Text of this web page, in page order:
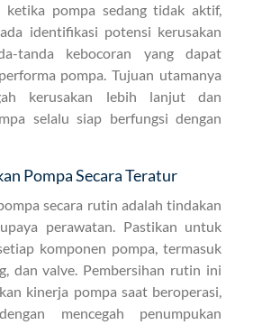
ketika pompa sedang tidak aktif,
identifikasi potensi kerusakan
tanda kebocoran yang dapat
pompa. Tujuan utamanya
kerusakan lebih lanjut dan
selalu siap berfungsi dengan
Pompa Secara Teratur
secara rutin adalah tindakan
perawatan. Pastikan untuk
komponen pompa, termasuk
dan valve. Pembersihan rutin ini
kinerja pompa saat beroperasi,
mencegah penumpukan